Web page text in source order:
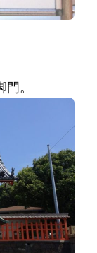
。